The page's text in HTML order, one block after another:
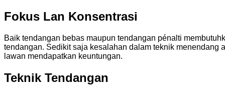
Fokus Lan Konsentrasi
Baik tendangan bebas maupun tendangan pénalti
tendangan. Sedikit saja kesalahan dalam teknik
lawan mendapatkan keuntungan.
Teknik Tendangan